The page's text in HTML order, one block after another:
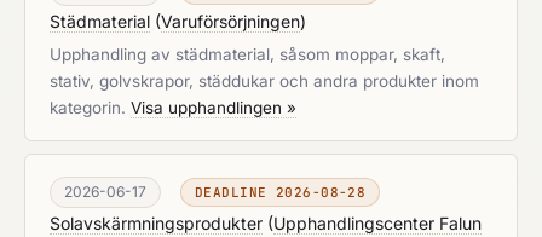
Städmaterial (Varuförsörjningen)
Upphandling av städmaterial, såsom moppar, skaft,
stativ, golvskrapor, städdukar och andra produkter inom
kategorin. Visa upphandlingen »
2026-06-17 DEADLINE 2026-08-28
Solavskärmningsprodukter (Upphandlingscenter Falun